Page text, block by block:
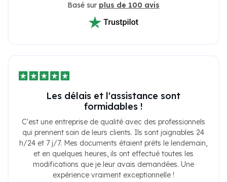
Basé sur plus de 100 avis
Les délais et l'assistance sont
formidables !
C'est une entreprise de qualité avec des professionnels
qui prennent soin de leurs clients. Ils sont joignables 24
h/24 et 7 j/7. Mes documents étaient prêts le lendemain,
et en quelques heures, ils ont effectué toutes les
modifications que je leur avais demandées. Une
expérience vraiment exceptionnelle !